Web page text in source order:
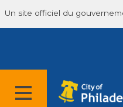
Un site officiel du